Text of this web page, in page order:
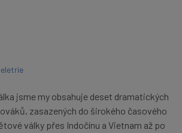
jsme my obsahuje deset dramatických
zasazených do širokého časového
války přes Indočínu a Vietnam až po